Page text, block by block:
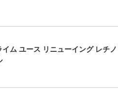
イム ユース リニューイング レチノ